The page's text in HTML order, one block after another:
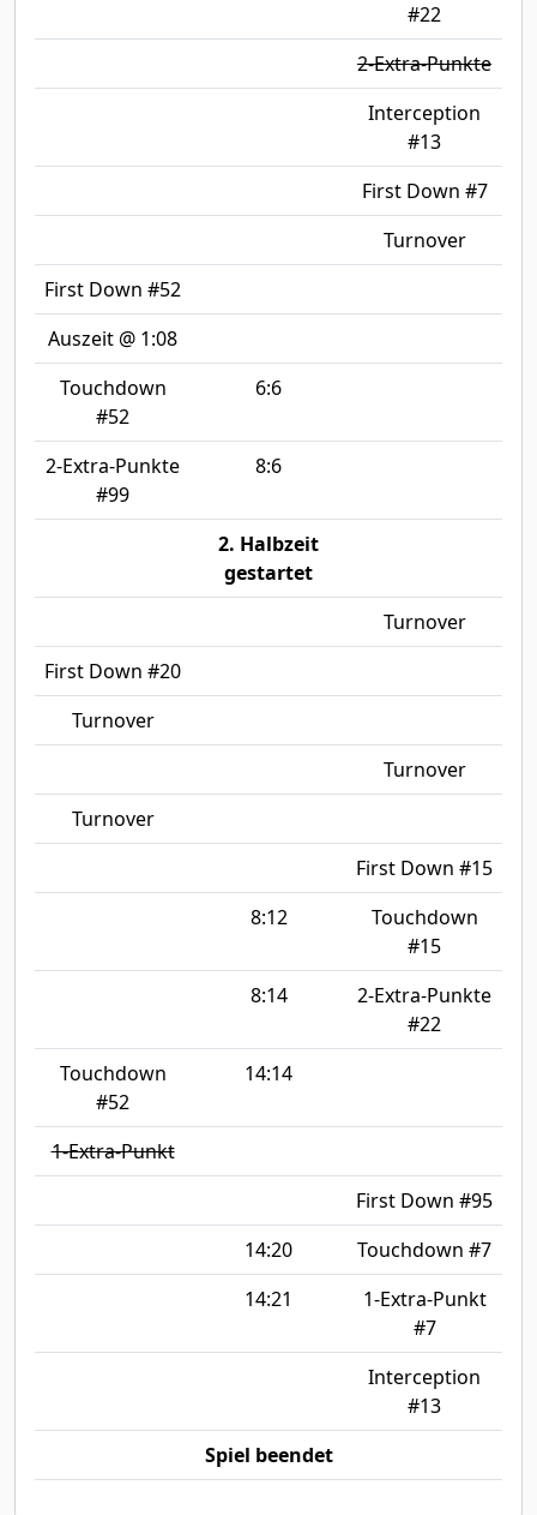
#22
2-Extra-Punkte
Interception
#13
First Down #7
Turnover
First Down #52
Auszeit @ 1:08
Touchdown
#52
6:6
2-Extra-Punkte
#99
8:6
2. Halbzeit
gestartet
Turnover
First Down #20
Turnover
Turnover
Turnover
First Down #15
8:12
Touchdown
#15
8:14
2-Extra-Punkte
#22
Touchdown
#52
14:14
1-Extra-Punkt
First Down #95
14:20
Touchdown #7
14:21
1-Extra-Punkt
#7
Interception
#13
Spiel beendet